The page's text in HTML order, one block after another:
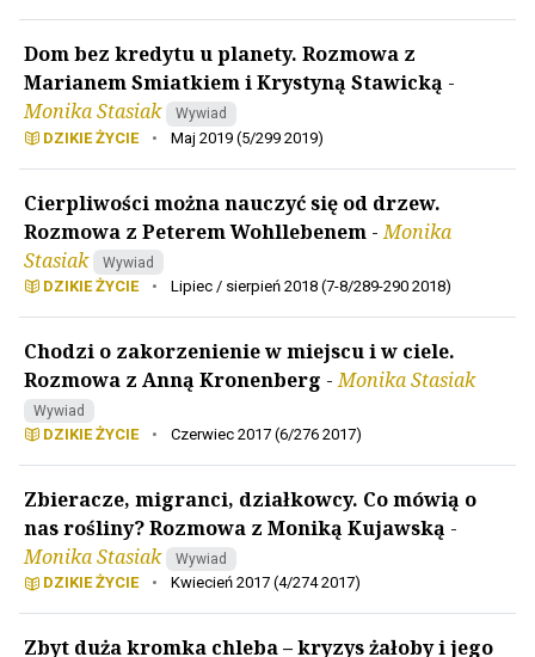
Dom bez kredytu u planety. Rozmowa z
Marianem Smiatkiem i Krystyną Stawicką -
Monika Stasiak
Wywiad
DZIKIE ŻYCIE • Maj 2019 (5/299 2019)
Cierpliwości można nauczyć się od drzew.
Rozmowa z Peterem Wohllebenem -Monika
Stasiak
Wywiad
DZIKIE ŻYCIE • Lipiec / sierpień 2018 (7-8/289-290 2018)
Chodzi o zakorzenienie w miejscu i w ciele.
Rozmowa z Anną Kronenberg -Monika Stasiak
Wywiad
DZIKIE ŻYCIE • Czerwiec 2017 (6/276 2017)
Zbieracze, migranci, działkowcy. Co mówią o
nas rośliny? Rozmowa z Moniką Kujawską -
Monika Stasiak
Wywiad
DZIKIE ŻYCIE • Kwiecień 2017 (4/274 2017)
Zbyt duża kromka chleba – kryzys żałoby i jego